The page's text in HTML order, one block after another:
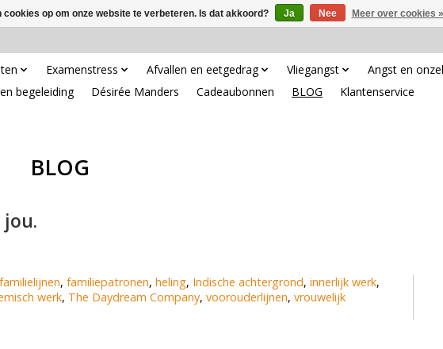
Examenstress Afvallen en eetgedrag Vliegangst Angst en
begeleiding
Désirée Manders Cadeaubonnen BLOG Klantenservice
BLOG
familielijnen, familiepatronen, heling, Indische achtergrond, innerlijk werk,
werk, The Daydream Company, voorouderlijnen, vrouwelijk
cookies op om onze website te verbeteren. Is dat akkoord? Ja Nee Meer over cookies »